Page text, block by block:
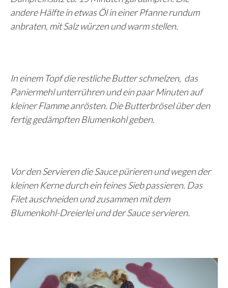
andere Hälfte in etwas Öl in einer Pfanne rundum
anbraten, mit Salz würzen und warm stellen.
In einem Topf die restliche Butter schmelzen, das
Paniermehl unterrühren und ein paar Minuten auf
kleiner Flamme anrösten. Die Butterbrösel über den
fertig gedämpften Blumenkohl geben.
Vor den Servieren die Sauce pürieren und wegen der
kleinen Kerne durch ein feines Sieb passieren. Das
Filet auschneiden und zusammen mit dem
Blumenkohl-Dreierlei und der Sauce servieren.